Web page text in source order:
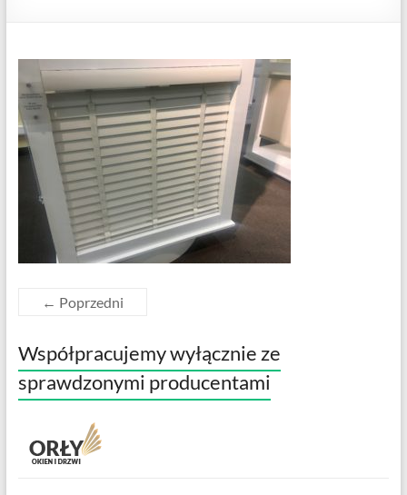
← Poprzedni
Współpracujemy wyłącznie ze
sprawdzonymi producentami